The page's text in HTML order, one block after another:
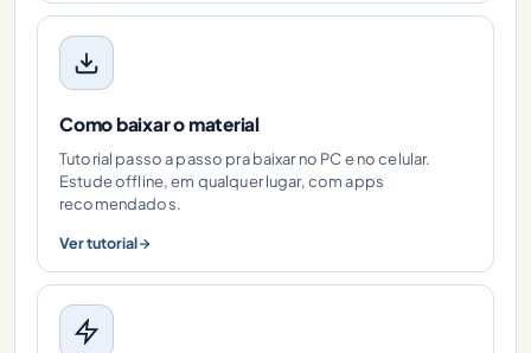
Como baixar o material
Tutorial passo a passo pra baixar no PC e no celular.
Estude offline, em qualquer lugar, com apps
recomendados.
Ver tutorial